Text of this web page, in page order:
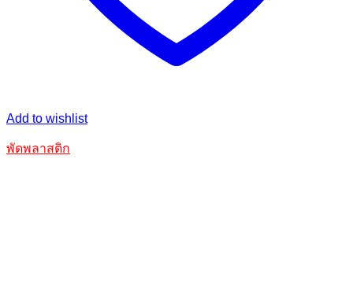
Add to wishlist
พัดพลาสติก